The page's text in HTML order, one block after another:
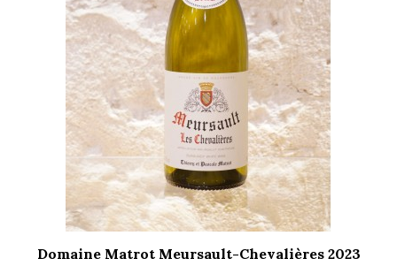
Domaine Matrot Meursault-Chevalières 2023